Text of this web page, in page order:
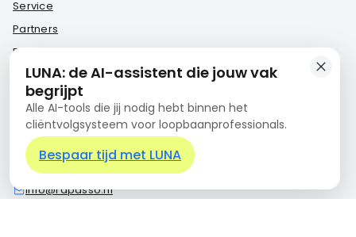
Service
Partners
Rapasso Certified
Contact
Nieuwe Emmasingel 15
5611AM Eindhoven
KVK: 17242146
BTW: NL820385372B01
+31 85 3032622
info@rapasso.nl
LUNA: de AI-assistent die jouw vak
begrijpt
Alle AI-tools die jij nodig hebt binnen het
cliëntvolgsysteem voor loopbaanprofessionals.
Bespaar tijd met LUNA